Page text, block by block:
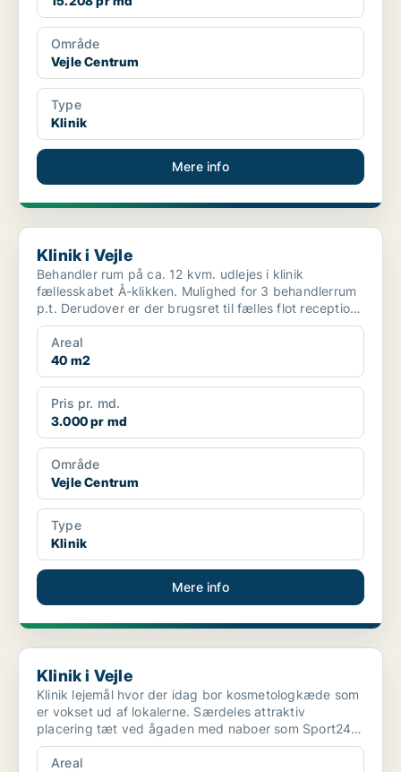
Område
Vejle Centrum
Type
Klinik
Mere info
Klinik i Vejle
Klinik i Vejle
Behandler rum på ca. 12 kvm. udlejes i klinik
fællesskabet Å-klikken. Mulighed for 3 behandlerrum
p.t. Derudover er der brugsret til fælles flot reception,
...
Areal
40 m2
Pris pr. md.
3.000 pr md
Område
Vejle Centrum
Type
Klinik
Mere info
Klinik i Vejle
Klinik i Vejle
Klinik lejemål hvor der idag bor kosmetologkæde som
er vokset ud af lokalerne. Særdeles attraktiv
placering tæt ved ågaden med naboer som Sport24,
Sinnerup, ...
Areal